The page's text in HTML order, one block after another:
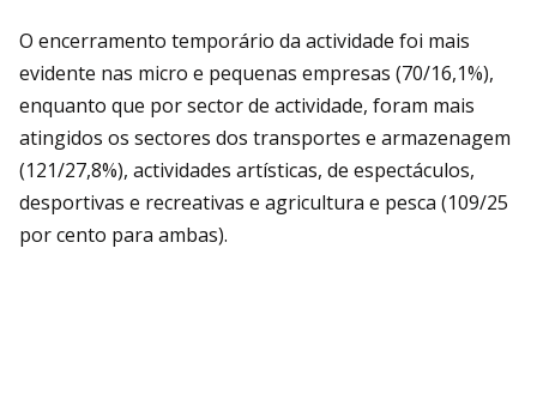
O encerramento temporário da actividade foi mais
evidente nas micro e pequenas empresas (70/16,1%),
enquanto que por sector de actividade, foram mais
atingidos os sectores dos transportes e armazenagem
(121/27,8%), actividades artísticas, de espectáculos,
desportivas e recreativas e agricultura e pesca (109/25
por cento para ambas).